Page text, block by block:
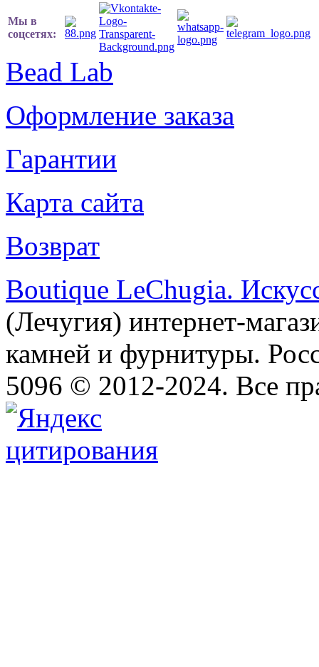
Мы в
соцсетях:
Bead Lab
Оформление заказа
Гарантии
Карта сайта
Возврат
Boutique LeChugia.
(Лечугия) интернет-
камней и фурнитуры.
5096 © 2012-2024. Все